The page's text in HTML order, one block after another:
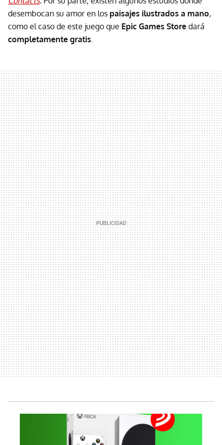
desembocan su amor en los paisajes ilustrados a mano,
como el caso de este juego que Epic Games Store dará
completamente gratis.